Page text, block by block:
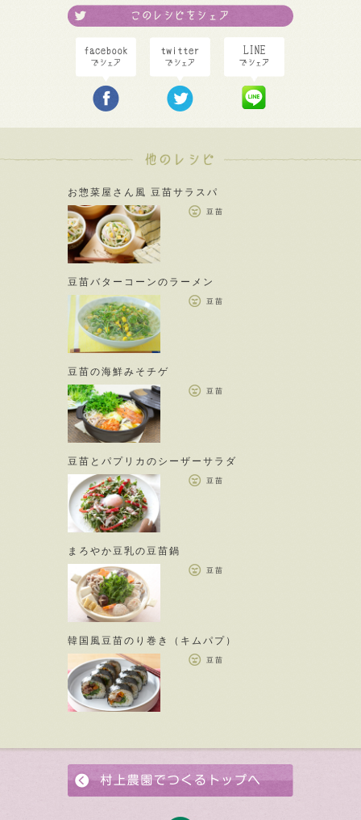
お惣菜屋さん風 豆苗サラスパ
豆苗
豆苗バターコーンのラーメン
豆苗
豆苗の海鮮みそチゲ
豆苗
豆苗とパプリカのシーザーサラダ
豆苗
まろやか豆乳の豆苗鍋
豆苗
韓国風豆苗のり巻き（キムパプ）
豆苗